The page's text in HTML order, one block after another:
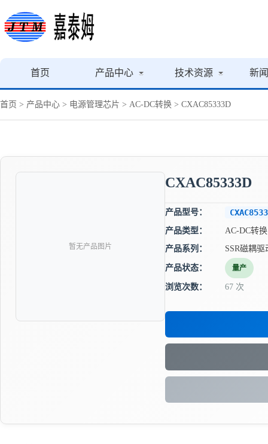
首页 产品中心 技术资源 新
首页 > 产品中心 > 电源管理芯片 > AC-DC转换 > CXAC85333D
暂无产品图片
CXAC85333D
产品型号：
产品类型：
AC-DC转换
产品系列：
SSR磁耦
产品状态： 量产
浏览次数： 67 次